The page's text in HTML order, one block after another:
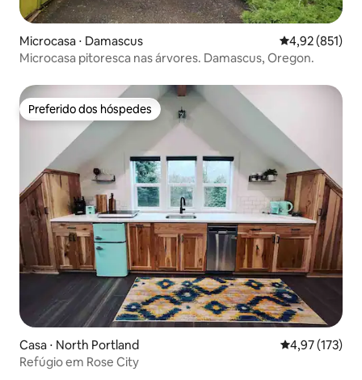
Microcasa ⋅ Damascus 4,92 de uma
4,92 (851)
Microcasa pitoresca nas árvores. Damascus, Oregon.
Preferido dos hóspedes
Preferido dos hóspedes
Casa ⋅ North Portland 4,97 de uma
4,97 (173)
Refúgio em Rose City